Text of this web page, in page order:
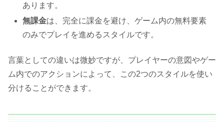
あります。
無課金は、完全に課金を避け、ゲーム内の無料要素
のみでプレイを進めるスタイルです。
言葉としての違いは微妙ですが、プレイヤーの意図やゲー
ム内でのアクションによって、この2つのスタイルを使い
分けることができます。